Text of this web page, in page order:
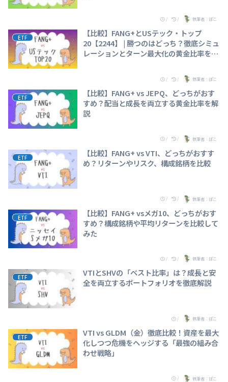
/ / 執筆者：ぽこ
ETF
【比較】FANG+とUSテック・トップ
20【2244】 | 勝つのはどっち？徹底シミュ
レーションとターン最大化の黄金比率を調
/ / 執筆者：ぽこ
ETF
【比較】FANG+ vs JEPQ、どっちがおす
すめ？配当と成長を両立する黄金比率を解
説
/ / 執筆者：ぽこ
ETF
【比較】FANG+ vs VTI、どっちがおすす
め？リターンやリスク、構成銘柄を比較
/ / 執筆者：ぽこ
ETF
【比較】FANG+ vsメガ10、どっちがおす
すめ？構成銘柄や平均リターンを比較して
みた
/ / 執筆者：ぽこ
ETF
VTIとSHVの「ベスト比率」は？成長と安
全を両立するポートフォリオを徹底解説
/ 執筆者：ぽこ
ETF
VTI vs GLDM（金）徹底比較！資産を最大
化しつつ危機をヘッジする「最強の組み合
わせ戦略」
/ 執筆者：ぽこ